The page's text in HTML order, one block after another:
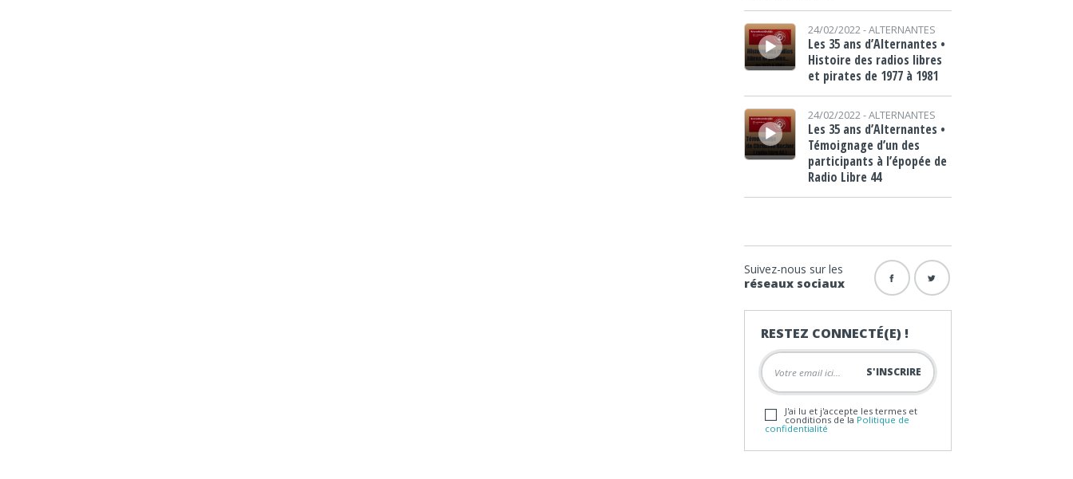
Lecteur audio
24/02/2022 -ALTERNANTES
Les 35 ans d’Alternantes •
Histoire des radios libres
et pirates de 1977 à 1981
Lecteur audio
24/02/2022 -ALTERNANTES
Les 35 ans d’Alternantes •
Témoignage d’un des
participants à l’épopée de
Radio Libre 44
Suivez-nous sur les
réseaux sociaux
RESTEZ CONNECTÉ(E) !
J'ai lu et j'accepte les termes et
conditions de la Politique de
confidentialité